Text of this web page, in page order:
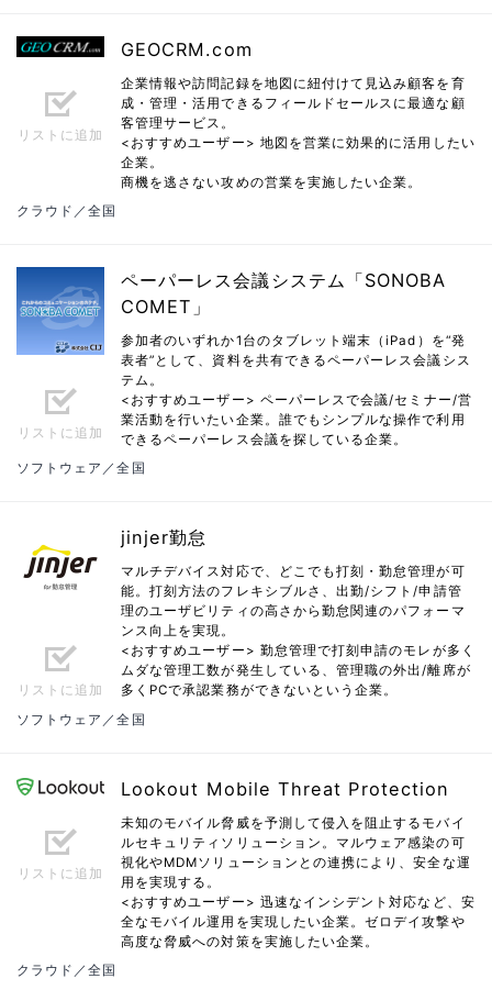
リストに追加
GEOCRM.com
企業情報や訪問記録を地図に紐付けて見込み顧客を育
成・管理・活用できるフィールドセールスに最適な顧
客管理サービス。
<おすすめユーザー> 地図を営業に効果的に活用したい
企業。
商機を逃さない攻めの営業を実施したい企業。
クラウド／全国
リストに追加
ペーパーレス会議システム「SONOBA
COMET」
参加者のいずれか1台のタブレット端末（iPad）を“発
表者”として、資料を共有できるペーパーレス会議シス
テム。
<おすすめユーザー> ペーパーレスで会議/セミナー/営
業活動を行いたい企業。誰でもシンプルな操作で利用
できるペーパーレス会議を探している企業。
ソフトウェア／全国
リストに追加
jinjer勤怠
マルチデバイス対応で、どこでも打刻・勤怠管理が可
能。打刻方法のフレキシブルさ、出勤/シフト/申請管
理のユーザビリティの高さから勤怠関連のパフォーマ
ンス向上を実現。
<おすすめユーザー> 勤怠管理で打刻申請のモレが多く
ムダな管理工数が発生している、管理職の外出/離席が
多くPCで承認業務ができないという企業。
ソフトウェア／全国
リストに追加
Lookout Mobile Threat Protection
未知のモバイル脅威を予測して侵入を阻止するモバイ
ルセキュリティソリューション。マルウェア感染の可
視化やMDMソリューションとの連携により、安全な運
用を実現する。
<おすすめユーザー> 迅速なインシデント対応など、安
全なモバイル運用を実現したい企業。ゼロデイ攻撃や
高度な脅威への対策を実施したい企業。
クラウド／全国